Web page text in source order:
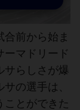
合前から始ま
ーマドリード
サらしさが爆
の選手は、
ことができた